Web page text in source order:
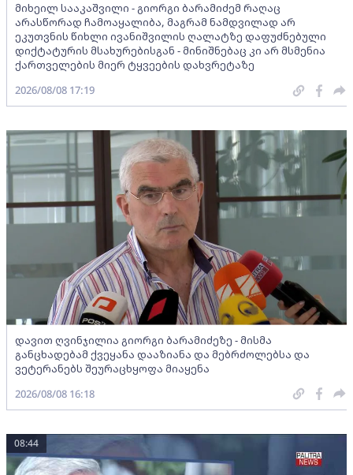
მიხეილ სააკაშვილი - გიორგი ბარამიძემ რაღაც
არასწორად ჩამოაყალიბა, მაგრამ ნამდვილად არ
ეკუთვნის წიხლი ივანიშვილის ღალატზე დაფუძნებული
დიქტატურის მსახურებისგან - მინიშნებაც კი არ მსმენია
ქართველების მიერ ტყვეების დახვრეტაზე
2026/08/08 17:19
დავით ღვინჯილია გიორგი ბარამიძეზე - მისმა
განცხადებამ ქვეყანა დააზიანა და მებრძოლებსა და
ვეტერანებს შეურაცხყოფა მიაყენა
2026/08/08 16:18
08:44